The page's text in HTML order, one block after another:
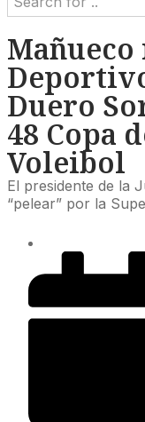
Duero
48 Copa
Voleibol
El presidente de la
“pelear” por la